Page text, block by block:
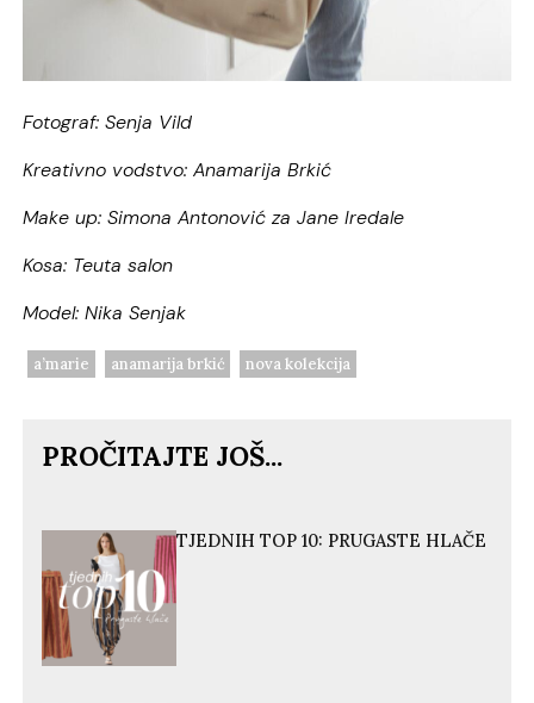
Fotograf: Senja Vild
Kreativno vodstvo: Anamarija Brkić
Make up: Simona Antonović za Jane Iredale
Kosa: Teuta salon
Model: Nika Senjak
a’marie anamarija brkić nova kolekcija
PROČITAJTE JOŠ...
TJEDNIH TOP 10: PRUGASTE HLAČE